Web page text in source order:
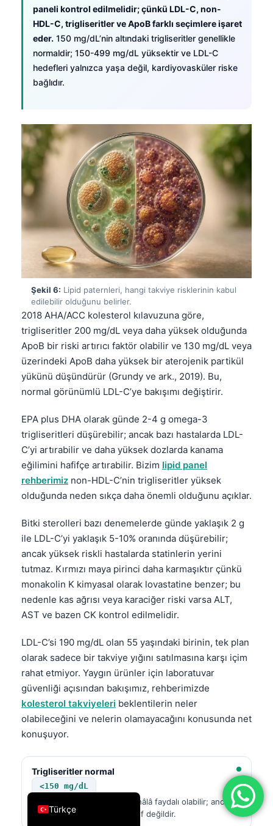
paneli kontrol edilmelidir; çünkü LDL-C, non-
HDL-C, trigliseritler ve ApoB farklı seçimlere işaret
eder. 150 mg/dL’nin altındaki trigliseritler genellikle
normaldir; 150-499 mg/dL yüksektir ve LDL-C
hedefleri yalnızca yaşa değil, kardiyovasküler riske
bağlıdır.
Şekil 6: Lipid paternleri, hangi takviye risklerinin kabul
edilebilir olduğunu belirler.
2018 AHA/ACC kolesterol kılavuzuna göre,
trigliseritler 200 mg/dL veya daha yüksek olduğunda
ApoB bir riski artırıcı faktör olabilir ve 130 mg/dL veya
üzerindeki ApoB daha yüksek bir aterojenik partikül
yükünü düşündürür (Grundy ve ark., 2019). Bu,
normal görünümlü LDL-C’ye bakışımı değiştirir.
EPA plus DHA olarak günde 2-4 g omega-3
trigliseritleri düşürebilir; ancak bazı hastalarda LDL-
C’yi artırabilir ve daha yüksek dozlarda kanama
eğilimini hafifçe artırabilir. Bizim lipid panel
rehberimiz non-HDL-C’nin trigliseritler yüksek
olduğunda neden sıkça daha önemli olduğunu açıklar.
Bitki sterolleri bazı denemelerde günde yaklaşık 2 g
ile LDL-C’yi yaklaşık 5-10% oranında düşürebilir;
ancak yüksek riskli hastalarda statinlerin yerini
tutmaz. Kırmızı maya pirinci daha karmaşıktır çünkü
monakolin K kimyasal olarak lovastatine benzer; bu
nedenle kas ağrısı veya karaciğer riski varsa ALT,
AST ve bazen CK kontrol edilmelidir.
LDL-C’si 190 mg/dL olan 55 yaşındaki birinin, tek plan
olarak sadece bir takviye yığını satılmasına karşı içim
rahat etmiyor. Yaygın ürünler için laboratuvar
güvenliği açısından bakışımız, rehberimizde
kolesterol takviyeleri beklentilerin neler
olabileceğini ve nelerin olamayacağını konusunda net
konuşuyor.
Trigliseritler normal
<150 mg/dL
Omega-3, diyet kalitesi için hâlâ faydalı olabilir; ancak
trigliserid düşürme ana hedef değildir.
Türkçe
English
Deutsch
עִבְרִית
Italiano
Español
Português
简体中文
فارسی
Български
Dansk
हिन्दी
Bahasa Indonesia
Հայերեն
Íslenska
Svenska
Bosanski
Azərbaycan dili
Eesti
日本語
Čeština
ქართული
Русский
Lietuvių kalba
Polski
한국어
Slovenščina
Magyar
Shqip
اردو
मराठी
తెలుగు
தமிழ்